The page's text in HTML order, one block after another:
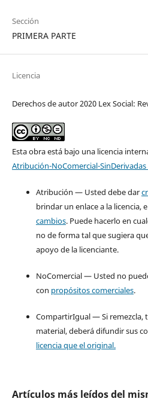
Sección
PRIMERA PARTE
Licencia
Derechos de autor 2020 Lex Social:
Esta obra está bajo una licencia
Atribución-NoComercial-SinDerivadas
Atribución — Usted debe dar
brindar un enlace a la licencia, e
cambios. Puede hacerlo en
no de forma tal que sugiera
apoyo de la licenciante.
NoComercial — Usted no
con propósitos comerciales.
CompartirIgual — Si remezcla,
material, deberá difundir sus
licencia que el original.
Artículos más leídos del